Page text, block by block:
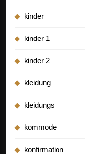
kinder
kinder 1
kinder 2
kleidung
kleidungs
kommode
konfirmation